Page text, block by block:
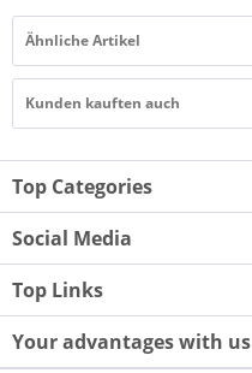
Ähnliche Artikel
Kunden kauften auch
Top Categories
Social Media
Top Links
Your advantages with us